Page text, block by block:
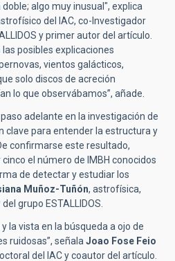
doble; algo muy inusual", explica
del IAC, co-Investigador
y primer autor del artículo.
posibles explicaciones
vientos galácticos,
solo discos de acreción
lo que observábamos”, añade.
adelante en la investigación de
clave para entender la estructura y
confirmarse este resultado,
el número de IMBH conocidos
de detectar y estudiar los
Muñoz-Tuñón, astrofísica,
grupo ESTALLIDOS.
la vista en la búsqueda a ojo de
ruidosas”, señala Joao Fose Feio
del IAC y coautor del artículo.